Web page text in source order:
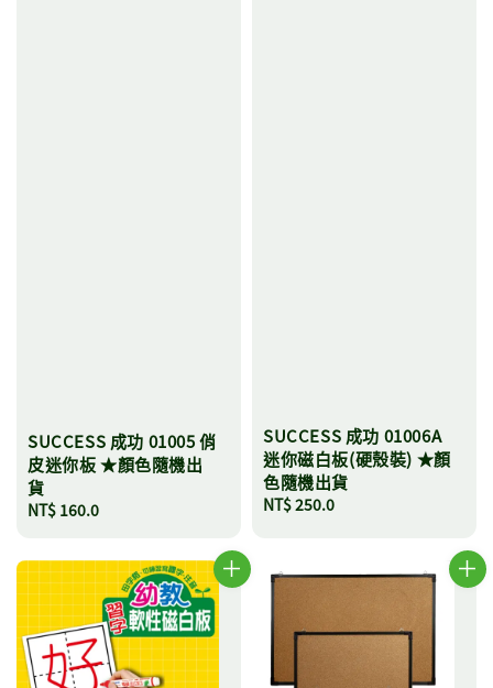
SUCCESS 成功 01005 俏
皮迷你板 ★顏色隨機出
貨
Regular
NT$ 160.0
SUCCESS 成功 01006A
迷你磁白板(硬殼裝) ★顏
色隨機出貨
Regular
NT$ 250.0